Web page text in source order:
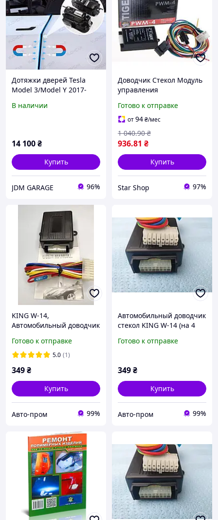
Дотяжки дверей Tesla
Model 3/Model Y 2017-
автомобильных дверей
В наличии
14 100₴
Купить
JDM GARAGE 96%
Доводчик Стекол Модуль
управления
cтекла Tiger PWM-4
Автомобильный
Готово к отправке
от94₴/мес
936.81 ₴
1 040.90 ₴
Купить
Star Shop 97%
KING W-14,
Автомобильный доводчик
управления,на 4 стекла
Готово к отправке
5.0 (1)
349₴
Купить
Авто-пром 99%
Автомобильный доводчик
стекол KING W-14 (на 4
Готово к отправке
349₴
Купить
Авто-пром 99%